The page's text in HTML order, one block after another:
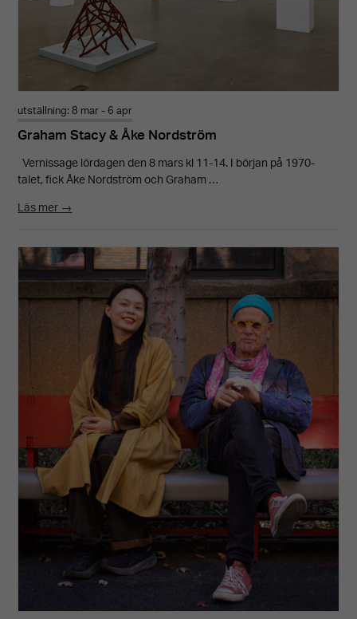
utställning: 8 mar - 6 apr
Graham Stacy & Åke Nordström
Vernissage lördagen den 8 mars kl 11-14. I början på 1970-
talet, fick Åke Nordström och Graham …
Läs mer →